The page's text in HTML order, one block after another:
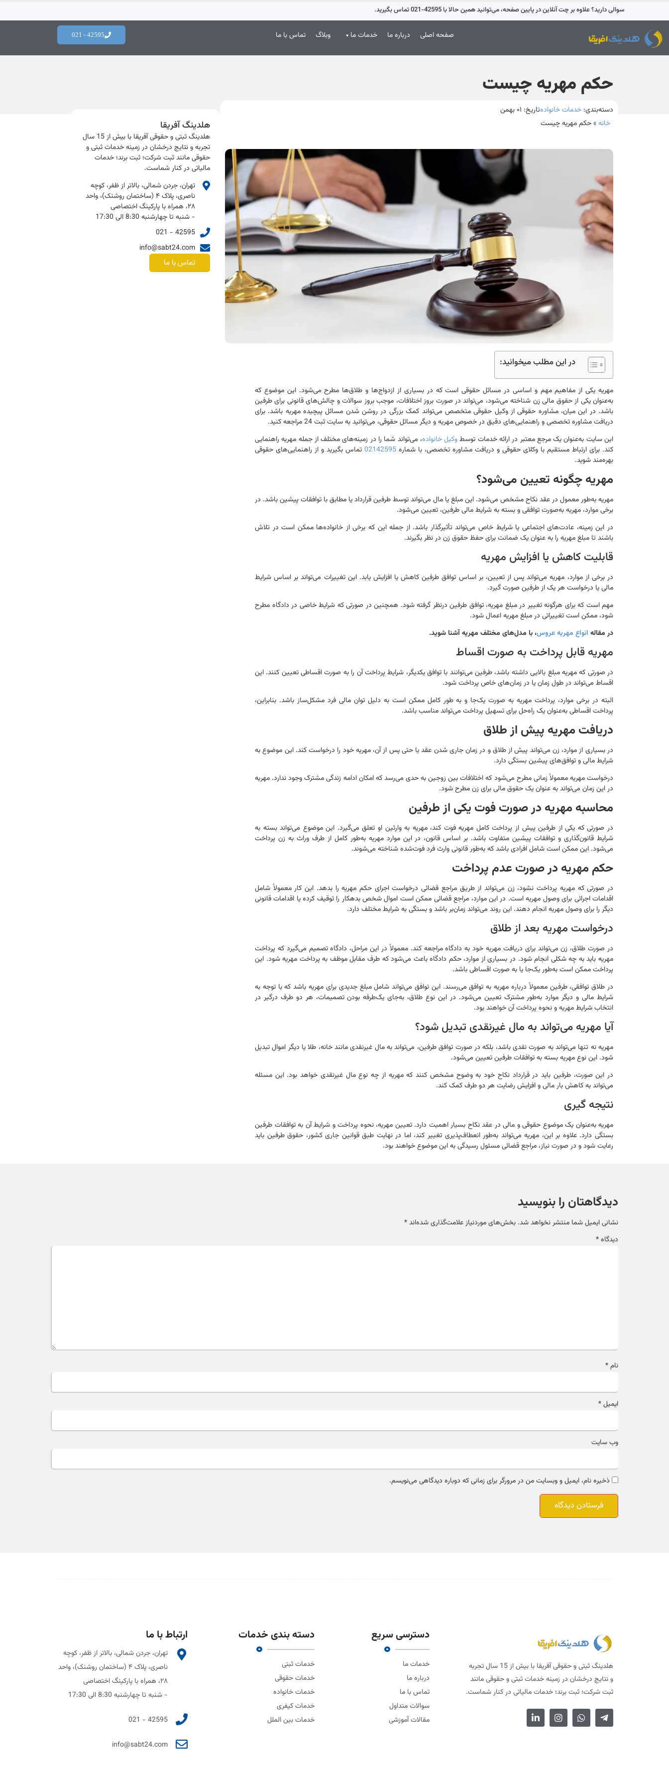
سوالی دارید؟ علاوه بر چت آنلاین در پایین صفحه، می‌توانید همین حالا با 42595-021 تماس بگیرید.
صفحه اصلی درباره ما خدمات ما وبلاگ تماس با ما 42595 - 021
حکم مهریه چیست
دسته‌بندی: خدمات خانوادهتاریخ:
خانه»حکم مهریه چیست
در این مطلب میخوانید:
مهریه یکی از مفاهیم مهم و اساسی در مسائل حقوقی است که در بسیاری از ازدواج‌ها و طلاق‌ها مطرح می‌شود. این موضوع که
به‌عنوان یکی از حقوق مالی زن شناخته می‌شود، می‌تواند در صورت بروز اختلافات، موجب بروز سوالات و چالش‌های قانونی برای طرفین
باشد. در این میان، مشاوره حقوقی از وکیل حقوقی متخصص می‌تواند کمک بزرگی در روشن شدن مسائل پیچیده مهریه باشد. برای
دریافت مشاوره تخصصی و راهنمایی‌های دقیق در خصوص مهریه و دیگر مسائل حقوقی، می‌توانید به سایت ثبت 24 مراجعه کنید.
این سایت به‌عنوان یک مرجع معتبر در ارائه خدمات توسطوکیل خانواده، می‌تواند شما را در زمینه‌های مختلف از جمله مهریه راهنمایی
کند. برای ارتباط مستقیم با وکلای حقوقی و دریافت مشاوره تخصصی، با شماره 02142595 تماس بگیرید و از راهنمایی‌های حقوقی
بهره‌مند شوید.
مهریه چگونه تعیین می‌شود؟
مهریه به‌طور معمول در عقد نکاح مشخص می‌شود. این مبلغ یا مال می‌تواند توسط طرفین قرارداد یا مطابق با توافقات پیشین باشد. در
برخی موارد، مهریه به‌صورت توافقی و بسته به شرایط مالی طرفین، تعیین می‌شود.
در این زمینه، عادت‌های اجتماعی یا شرایط خاص می‌تواند تأثیرگذار باشد. از جمله این که برخی از خانواده‌ها ممکن است در تلاش
باشند تا مبلغ مهریه را به عنوان یک ضمانت برای حفظ حقوق زن در نظر بگیرند.
قابلیت کاهش یا افزایش مهریه
در برخی از موارد، مهریه می‌تواند پس از تعیین، بر اساس توافق طرفین کاهش یا افزایش یابد. این تغییرات می‌تواند بر اساس شرایط
مالی یا درخواست هر یک از طرفین صورت گیرد.
مهم است که برای هرگونه تغییر در مبلغ مهریه، توافق طرفین درنظر گرفته شود. همچنین در صورتی که شرایط خاصی در دادگاه مطرح
شود، ممکن است تغییراتی در مبلغ مهریه اعمال شود.
در مقاله انواع مهریه عروس، با مدل‌های مختلف مهریه آشنا شوید.
مهریه قابل پرداخت به صورت اقساط
در صورتی که مهریه مبلغ بالایی داشته باشد، طرفین می‌توانند با توافق یکدیگر، شرایط پرداخت آن را به صورت اقساطی تعیین کنند. این
اقساط می‌تواند در طول زمان یا در زمان‌های خاص پرداخت شود.
البته در برخی موارد، پرداخت مهریه به صورت یک‌جا و به طور کامل ممکن است به دلیل توان مالی فرد مشکل‌ساز باشد. بنابراین،
پرداخت اقساطی به‌عنوان یک راه‌حل برای تسهیل پرداخت می‌تواند مناسب باشد.
دریافت مهریه پیش از طلاق
در بسیاری از موارد، زن می‌تواند پیش از طلاق و در زمان جاری شدن عقد یا حتی پس از آن، مهریه خود را درخواست کند. این موضوع به
شرایط مالی و توافق‌های پیشین بستگی دارد.
درخواست مهریه معمولاً زمانی مطرح می‌شود که اختلافات بین زوجین به حدی می‌رسد که امکان ادامه زندگی مشترک وجود ندارد. مهریه
در این زمان می‌تواند به عنوان یک حقوق مالی برای زن مطرح شود.
محاسبه مهریه در صورت فوت یکی از طرفین
در صورتی که یکی از طرفین پیش از پرداخت کامل مهریه فوت کند، مهریه به وارثین او تعلق می‌گیرد. این موضوع می‌تواند بسته به
شرایط قانون‌گذاری و توافقات پیشین متفاوت باشد. بر اساس قانون، در این موارد مهریه به‌طور کامل از طرف وراث به زن پرداخت
می‌شود. این ممکن است شامل افرادی باشد که به‌طور قانونی وارث فرد فوت‌شده شناخته می‌شوند.
حکم مهریه در صورت عدم پرداخت
در صورتی که مهریه پرداخت نشود، زن می‌تواند از طریق مراجع قضائی درخواست اجرای حکم مهریه را بدهد. این کار معمولاً شامل
اقدامات اجرائی برای وصول مهریه است. در این موارد، مراجع قضائی ممکن است اموال شخص بدهکار را توقیف کرده یا اقدامات قانونی
دیگر را برای وصول مهریه انجام دهند. این روند می‌تواند زمان‌بر باشد و بستگی به شرایط مختلف دارد.
درخواست مهریه بعد از طلاق
در صورت طلاق، زن می‌تواند برای دریافت مهریه خود به دادگاه مراجعه کند. معمولاً در این مراحل، دادگاه تصمیم می‌گیرد که پرداخت
مهریه باید به چه شکلی انجام شود. در بسیاری از موارد، حکم دادگاه باعث می‌شود که طرف مقابل موظف به پرداخت مهریه شود. این
پرداخت ممکن است به‌طور یک‌جا یا به صورت اقساطی باشد.
در طلاق توافقی، طرفین معمولاً درباره مهریه به توافق می‌رسند. این توافق می‌تواند شامل مبلغ جدیدی برای مهریه باشد که با توجه به
شرایط مالی و دیگر موارد به‌طور مشترک تعیین می‌شود. در این نوع طلاق، به‌جای یک‌طرفه بودن تصمیمات، هر دو طرف درگیر در
انتخاب شرایط مهریه و نحوه پرداخت آن خواهند بود.
آیا مهریه می‌تواند به مال غیرنقدی تبدیل شود؟
مهریه نه تنها می‌تواند به صورت نقدی باشد، بلکه در صورت توافق طرفین، می‌تواند به مال غیرنقدی مانند خانه، طلا یا دیگر اموال تبدیل
شود. این نوع مهریه بسته به توافقات طرفین تعیین می‌شود.
در این صورت، طرفین باید در قرارداد نکاح خود به وضوح مشخص کنند که مهریه از چه نوع مال غیرنقدی خواهد بود. این مسئله
می‌تواند به کاهش بار مالی و افزایش رضایت هر دو طرف کمک کند.
نتیجه گیری
مهریه به‌عنوان یک موضوع حقوقی و مالی در عقد نکاح بسیار اهمیت دارد. تعیین مهریه، نحوه پرداخت و شرایط آن به توافقات طرفین
بستگی دارد. علاوه بر این، مهریه می‌تواند به‌طور انعطاف‌پذیری تغییر کند، اما در نهایت طبق قوانین جاری کشور، حقوق طرفین باید
رعایت شود و در صورت نیاز، مراجع قضائی مسئول رسیدگی به این موضوع خواهند بود.
هلدینگ آفریقا
هلدینگ ثبتی و حقوقی آفریقا با بیش از 15 سال
تجربه و نتایج درخشان در زمینه خدمات ثبتی و
حقوقی مانند ثبت شرکت؛ ثبت برند؛ خدمات
مالیاتی در کنار شماست.​
تهران، جردن شمالی، بالاتر از ظفر، کوچه
ناصری، پلاک ۴ (ساختمان روشنک)، واحد
۲۸، همراه با پارکینگ اختصاصی
- شنبه تا چهارشنبه 8:30 الی 17:30
42595 - 021
info@sabt24.com
تماس با ما
دیدگاهتان را بنویسید
نشانی ایمیل شما منتشر نخواهد شد. بخش‌های موردنیاز علامت‌گذاری شده‌اند*
دیدگاه*
نام*
ایمیل*
وب‌ سایت
ذخیره نام، ایمیل و وبسایت من در مرورگر برای زمانی که دوباره دیدگاهی می‌نویسم.
هلدینگ ثبتی و حقوقی آفریقا با بیش از 15 سال تجربه
و نتایج درخشان در زمینه خدمات ثبتی و حقوقی مانند
ثبت شرکت؛ ثبت برند؛ خدمات مالیاتی در کنار شماست.
دسترسی سریع
خدمات ما
درباره ما
تماس با ما
سوالات متداول
مقالات آموزشی
دسته بندی خدمات
خدمات ثبتی
خدمات حقوقی
خدمات خانواده
خدمات کیفری
خدمات بین الملل
ارتباط با ما
تهران، جردن شمالی، بالاتر از ظفر، کوچه
ناصری، پلاک ۴ (ساختمان روشنک)، واحد
۲۸، همراه با پارکینگ اختصاصی
- شنبه تا چهارشنبه 8:30 الی 17:30
42595 - 021
info@sabt24.com